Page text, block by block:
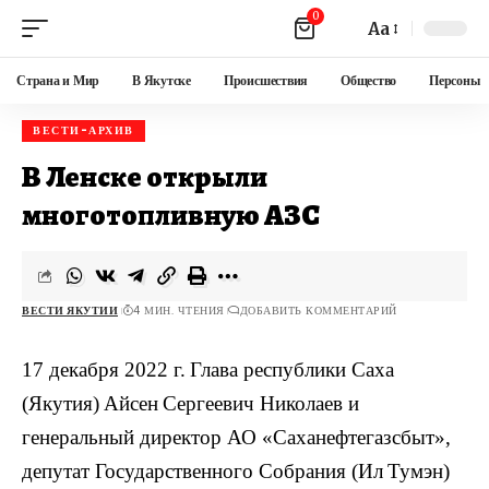
0
Aa
Страна и Мир В Якутске Происшествия Общество Персоны
ВЕСТИ-АРХИВ
В Ленске открыли
многотопливную АЗС
ВЕСТИ ЯКУТИИ 4 МИН. ЧТЕНИЯ ДОБАВИТЬ КОММЕНТАРИЙ
17 декабря 2022 г. Глава республики Саха
(Якутия) АйсенСергеевич Николаев и
генеральный директор АО «Саханефтегазсбыт»,
депутат Государственного Собрания (ИлТумэн)